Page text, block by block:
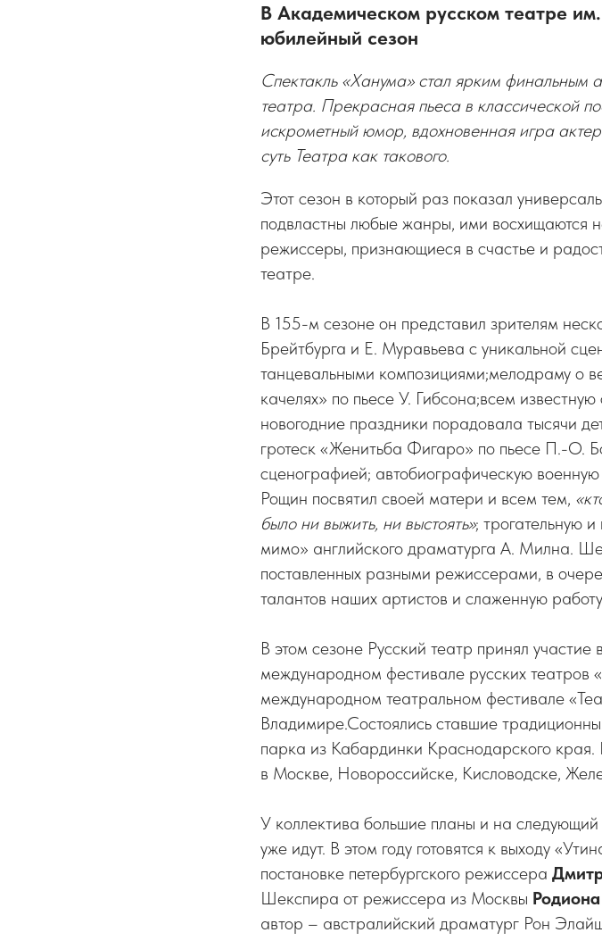
В Академическом русском театре
юбилейный сезон
Спектакль «Ханума» стал ярким финальным
театра. Прекрасная пьеса в классической
искрометный юмор, вдохновенная игра
суть Театра как такового.
Этот сезон в который раз показал
подвластны любые жанры, ими восхищаются
режиссеры, признающиеся в счастье и
театре.
В 155-м сезоне он представил зрителям
Брейтбурга и Е. Муравьева с уникальной
танцевальными композициями;мелодраму о
качелях» по пьесе У. Гибсона;всем
новогодние праздники порадовала тысячи
гротеск «Женитьба Фигаро» по пьесе П.-О.
сценографией; автобиографическую
Рощин посвятил своей матери и всем тем,
было ни выжить, ни выстоять»; трогательную
мимо» английского драматурга А. Милна.
поставленных разными режиссерами, в
талантов наших артистов и слаженную
В этом сезоне Русский театр принял участие
международном фестивале русских театров
международном театральном фестивале
Владимире.Состоялись ставшие
парка из Кабардинки Краснодарского края.
в Москве, Новороссийске, Кисловодске,
У коллектива большие планы и на следующий
уже идут. В этом году готовятся к выходу
постановке петербургского режиссера
Шекспира от режиссера из Москвы
автор – австралийский драматург Рон